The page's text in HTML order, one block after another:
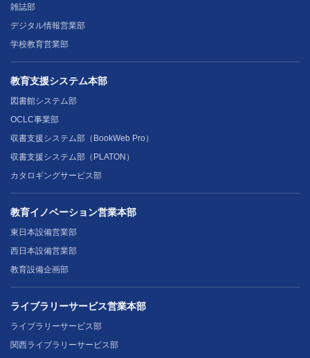
雑誌部
デジタル情報営業部
学校教育営業部
教育支援システム本部
図書館システム部
OCLC事業部
収書支援システム部（BookWeb Pro）
収書支援システム部（PLATON）
カタロギングサービス部
教育イノベーション営業本部
東日本設備営業部
西日本設備営業部
教育設備企画部
ライブラリーサービス営業本部
ライブラリーサービス部
関西ライブラリーサービス部